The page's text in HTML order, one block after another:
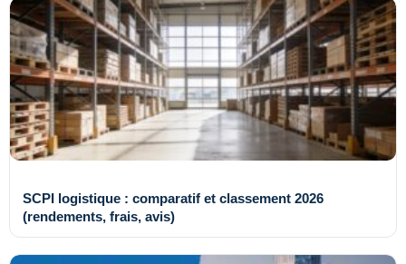
SCPI logistique : comparatif et classement 2026
(rendements, frais, avis)